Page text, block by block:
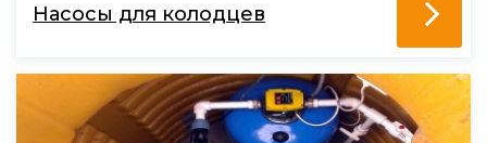
Насосы для колодцев